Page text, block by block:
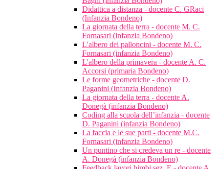
Didattica a distanza - docente C. GRaci
(Infanzia Bondeno)
La giornata della terra - docente M. C.
Fornasari (infanzia Bondeno)
L'albero dei palloncini - docente M. C.
Fornasari (infanzia Bondeno)
L'albero della primavera - docente A. C.
Accorsi (primaria Bondeno)
Le forme geometriche - docente D.
Paganini (Infanzia Bondeno)
La giornata della terra - docente A.
Donegà (infanzia Bondeno)
Coding alla scuola dell’infanzia - docente
D. Paganini (infanzia Bondeno)
La faccia e le sue parti - docente M.C.
Fornasari (infanzia Bondeno)
Un puntino che si credeva un re - docente
A. Donegà (infanzia Bondeno)